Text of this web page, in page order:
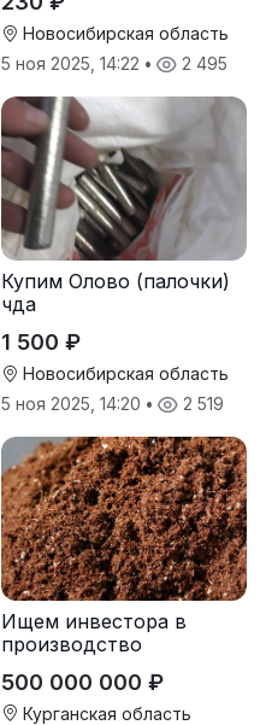
Новосибирская область
5 ноя 2025, 14:22 • 2 495
Купим Олово (палочки)
чда
1 500 ₽
Новосибирская область
5 ноя 2025, 14:20 • 2 519
Ищем инвестора в
производство
почвоулучшителей
500 000 000 ₽
Курганская область